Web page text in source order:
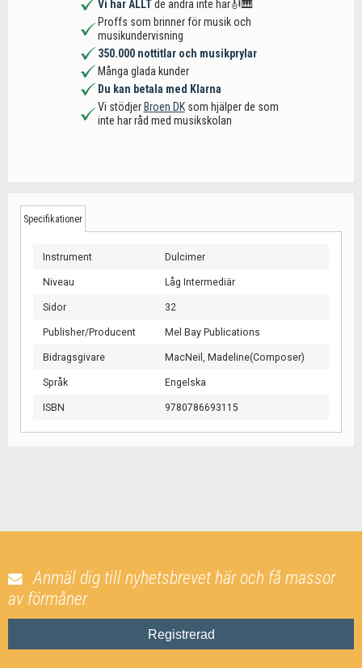
Vi har ALLTde andra inte har🎻🎹
Proffs som brinner för musik och
musikundervisning
350.000 nottitlar och musikprylar
Många glada kunder
Du kan betala med Klarna
Vi stödjerBroen DKsom hjälper de som
inte har råd med musikskolan
Specifikationer
Instrument Dulcimer
Niveau Låg Intermediär
Sidor 32
Publisher/Producent Mel Bay Publications
Bidragsgivare MacNeil, Madeline(Composer)
Språk Engelska
ISBN 9780786693115
Anmäl dig till nyhetsbrevet här och få massor
av förmåner
Registrerad